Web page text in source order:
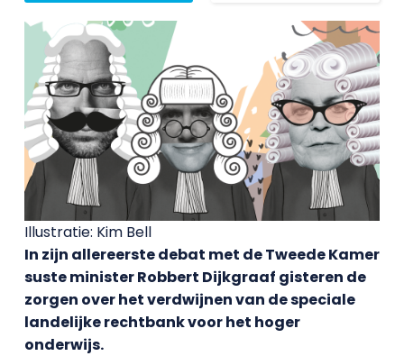
Illustratie: Kim Bell
In zijn allereerste debat met de Tweede Kamer
suste minister Robbert Dijkgraaf gisteren de
zorgen over het verdwijnen van de speciale
landelijke rechtbank voor het hoger
onderwijs.